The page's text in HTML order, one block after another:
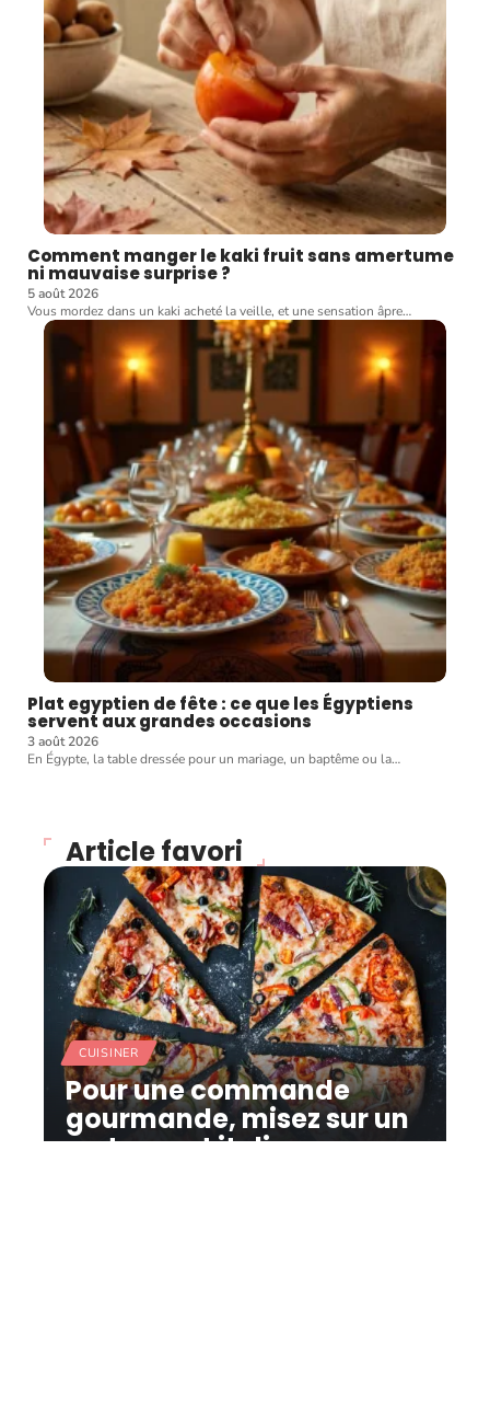
Comment manger le kaki fruit sans amertume
ni mauvaise surprise ?
5 août 2026
Vous mordez dans un kaki acheté la veille, et une sensation âpre…
Plat egyptien de fête : ce que les Égyptiens
servent aux grandes occasions
3 août 2026
En Égypte, la table dressée pour un mariage, un baptême ou la…
Article favori
CUISINER
Pour une commande
gourmande, misez sur un
restaurant italien